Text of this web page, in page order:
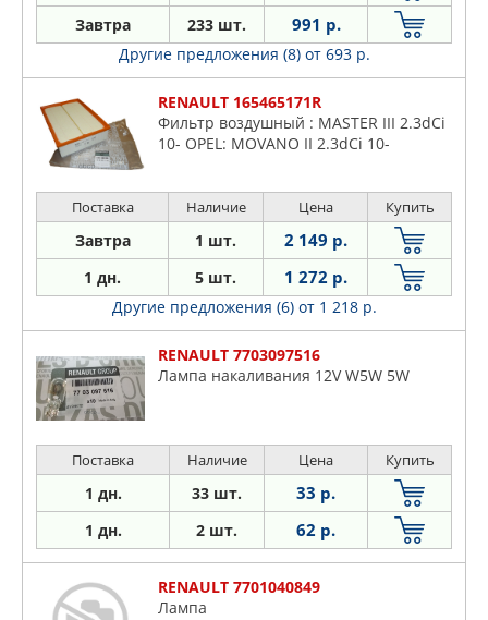
Завтра 233 шт. 991 р.
Другие предложения (8) от 693 р.
RENAULT 165465171R
Фильтр воздушный : MASTER III 2.3dCi
10- OPEL: MOVANO II 2.3dCi 10-
Поставка Наличие Цена Купить
Завтра 1 шт. 2 149 р.
1 дн. 5 шт. 1 272 р.
Другие предложения (6) от 1 218 р.
RENAULT 7703097516
Лампа накаливания 12V W5W 5W
Поставка Наличие Цена Купить
1 дн. 33 шт. 33 р.
1 дн. 2 шт. 62 р.
RENAULT 7701040849
Лампа